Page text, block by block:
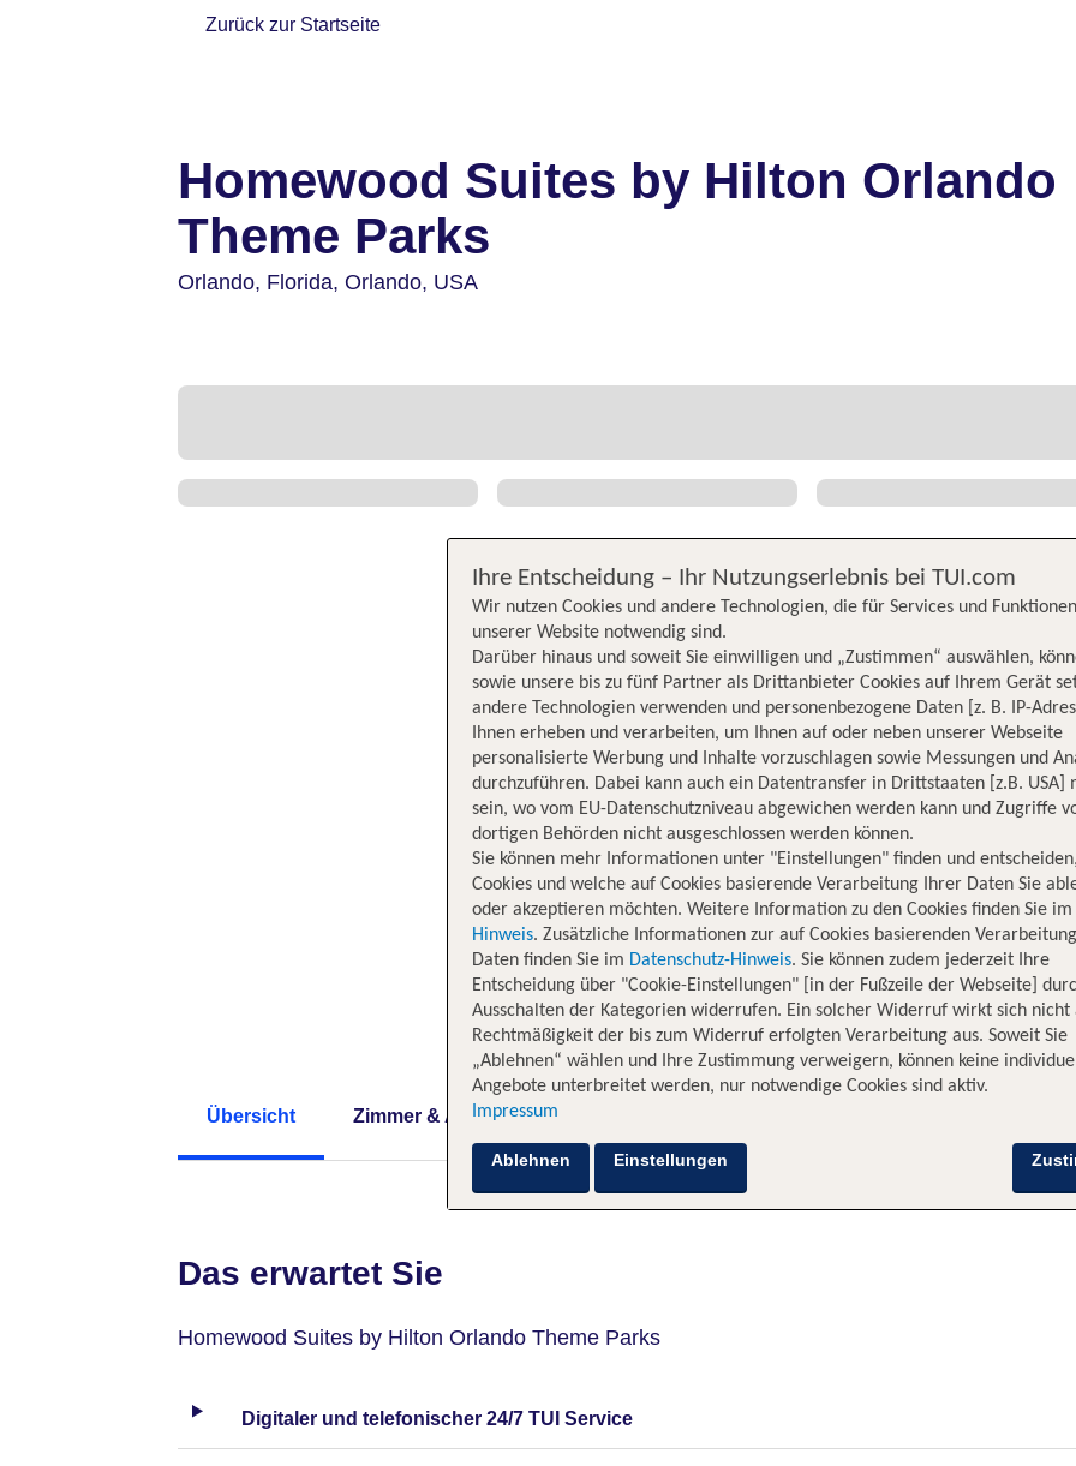
Zurück zur Startseite
Homewood Suites by Hilton Orlando
Theme Parks
Orlando, Florida, Orlando, USA
Übersicht Zimmer & Angebote
Das erwartet Sie
Homewood Suites by Hilton Orlando Theme Parks
Digitaler und telefonischer 24/7 TUI Service
Ihre Entscheidung – Ihr Nutzungserlebnis bei TUI.com
Wir nutzen Cookies und andere Technologien, die für Services und
unserer Website notwendig sind.
Darüber hinaus und soweit Sie einwilligen und „Zustimmen“ auswählen,
sowie unsere bis zu fünf Partner als Drittanbieter Cookies auf Ihrem Gerät
andere Technologien verwenden und personenbezogene Daten [z. B. IP-
Ihnen erheben und verarbeiten, um Ihnen auf oder neben unserer Webseite
personalisierte Werbung und Inhalte vorzuschlagen sowie Messungen und
durchzuführen. Dabei kann auch ein Datentransfer in Drittstaaten [z.B. USA]
sein, wo vom EU-Datenschutzniveau abgewichen werden kann und Zugriffe
dortigen Behörden nicht ausgeschlossen werden können.
Sie können mehr Informationen unter "Einstellungen" finden und
Cookies und welche auf Cookies basierende Verarbeitung Ihrer Daten Sie
oder akzeptieren möchten. Weitere Information zu den Cookies finden Sie im
Hinweis. Zusätzliche Informationen zur auf Cookies basierenden
Daten finden Sie im Datenschutz-Hinweis. Sie können zudem jederzeit Ihre
Entscheidung über "Cookie-Einstellungen" [in der Fußzeile der Webseite]
Ausschalten der Kategorien widerrufen. Ein solcher Widerruf wirkt sich nicht
Rechtmäßigkeit der bis zum Widerruf erfolgten Verarbeitung aus. Soweit Sie
„Ablehnen“ wählen und Ihre Zustimmung verweigern, können keine
Angebote unterbreitet werden, nur notwendige Cookies sind aktiv.
Impressum
Ablehnen Einstellungen